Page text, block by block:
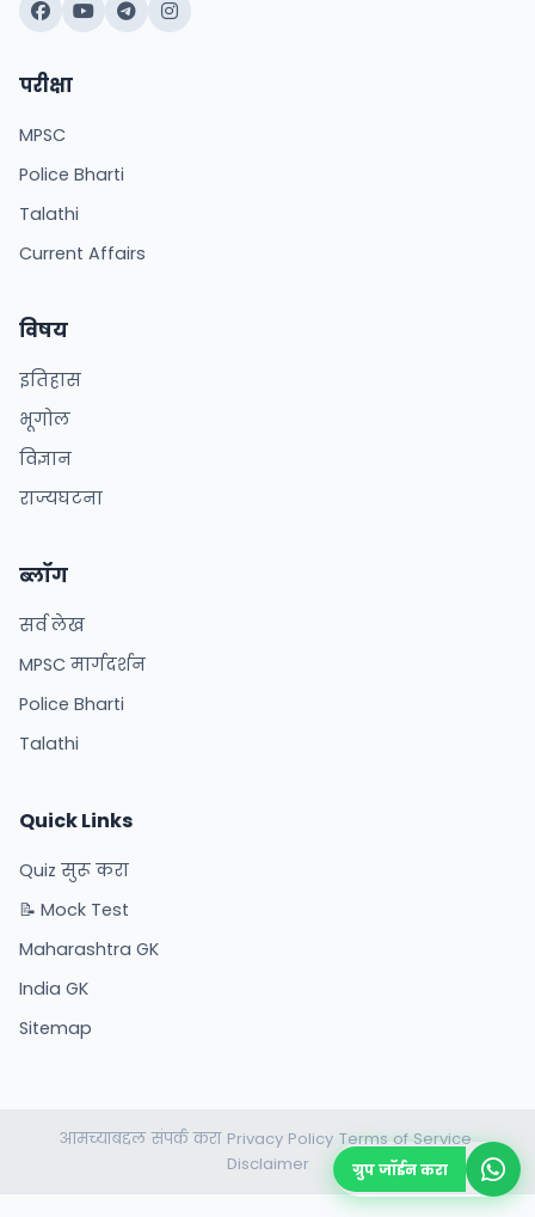
परीक्षा
MPSC
Police Bharti
Talathi
Current Affairs
विषय
इतिहास
भूगोल
विज्ञान
राज्यघटना
ब्लॉग
सर्व लेख
MPSC मार्गदर्शन
Police Bharti
Talathi
Quick Links
Quiz सुरू करा
📝 Mock Test
Maharashtra GK
India GK
Sitemap
आमच्याबद्दल•संपर्क करा• Privacy Policy• Terms of Service•
Disclaimer ग्रुप जॉईन करा